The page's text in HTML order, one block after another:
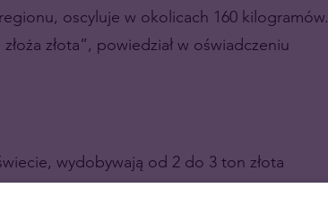
oscyluje w okolicach 160 kilogramów.
złota”, powiedział w oświadczeniu
wydobywają od 2 do 3 ton złota
zaspokojenia prawie całkowitego popytu